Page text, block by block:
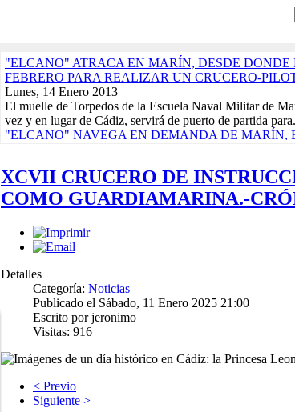
"ELCANO" ATRACA EN MARÍN, DESDE DONDE
FEBRERO PARA REALIZAR UN CRUCERO-
Lunes, 14 Enero 2013
El muelle de Torpedos de la Escuela Naval Militar de
vez y en lugar de Cádiz, servirá de puerto de partida
"ELCANO" NAVEGA EN DEMANDA DE MARÍN,
El buque-escuela de la Armada Española, "Juan
día 9 de su base del Arsenal de La Carraca, en San
Actividades de la Asociación. Jornadas Cívico-Militares
EXPOSICIONES, REGATAS Y UN CONCIERTO
DAMNIFICADOS TERREMOTOS DE LORCA
Sábado, 04 Diciembre 2010
Juan Sebastián de Elcano nació en Guetaria, en la actual
hacia 1476. De profesión comerciante, participó en la
Características del Buque
Sábado, 04 Diciembre 2010
CARACTERÍSTICAS - Buque Escuela "Juan
buque. DATOS HISTÓRICOS. ASTILLEROS:
LARRINAGA (CADIZ)....
XCVII CRUCERO DE
COMO GUARDIAMARINA.-
Detalles
Categoría: Noticias
Publicado el Sábado, 11 Enero 2025 21:00
Escrito por jeronimo
Visitas: 916
< Previo
Siguiente >